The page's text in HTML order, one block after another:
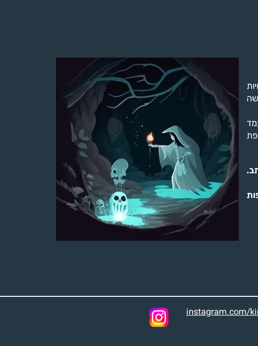
מכשפות
instagram.com/